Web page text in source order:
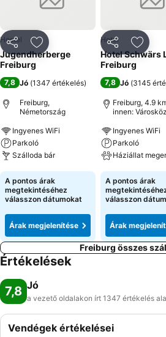
MegosztásHozzáadás a kedvencekhez
Hostel
Jugendherberge
Freiburg
7,8 Jó (1347 értékelés)
Freiburg,
Németország
Ingyenes WiFi
Parkoló
Szálloda bár
Árak megjelenítése
A pontos árak
megtekintéséhez
válasszon dátumokat
Árak megjelenítése
Megosztás
Hotel
Hotel Schwärs
Freiburg
7,8 Jó (3145
Freiburg, 4.9
innen:
Ingyenes WiFi
Parkoló
Háziállat
Árak
A pontos árak
válasszon
Árak
Freiburg összes
Értékelések
7,8 Jó
a vezető oldalakon írt 1347 értékelés
Vendégek értékelései